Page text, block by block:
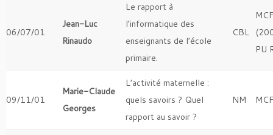
06/07/01
Jean-Luc
Rinaudo
Le rapport à
l’informatique des
enseignants de l’école
primaire.
CBL
PU
09/11/01
Marie-Claude
Georges
L’activité maternelle :
quels savoirs ? Quel
rapport au savoir ?
NM